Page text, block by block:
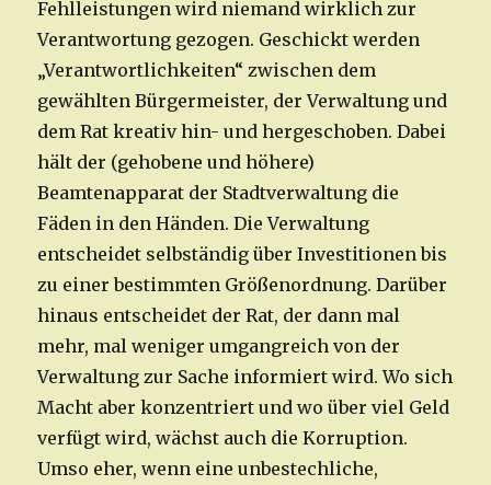
Fehlleistungen wird niemand wirklich zur
Verantwortung gezogen. Geschickt werden
„Verantwortlichkeiten“ zwischen dem
gewählten Bürgermeister, der Verwaltung und
dem Rat kreativ hin- und hergeschoben. Dabei
hält der (gehobene und höhere)
Beamtenapparat der Stadtverwaltung die
Fäden in den Händen. Die Verwaltung
entscheidet selbständig über Investitionen bis
zu einer bestimmten Größenordnung. Darüber
hinaus entscheidet der Rat, der dann mal
mehr, mal weniger umgangreich von der
Verwaltung zur Sache informiert wird. Wo sich
Macht aber konzentriert und wo über viel Geld
verfügt wird, wächst auch die Korruption.
Umso eher, wenn eine unbestechliche,